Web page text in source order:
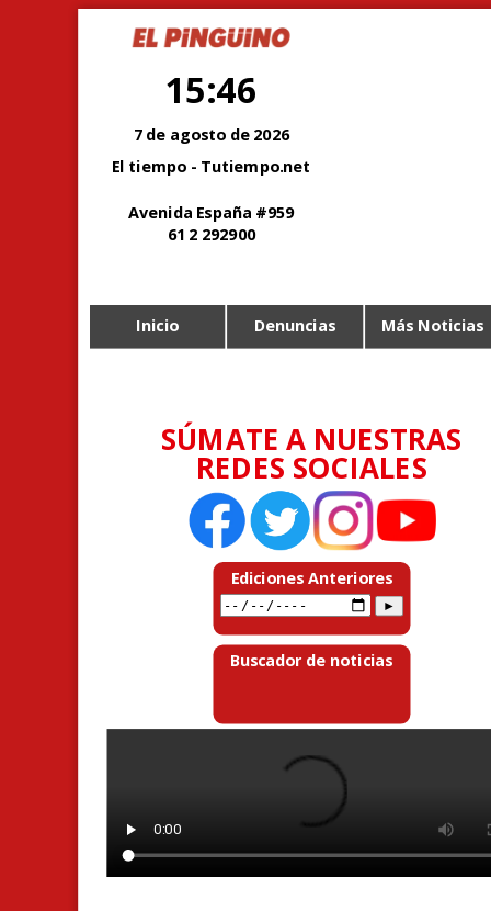
15:46
7 de agosto de 2026
El tiempo - Tutiempo.net
Avenida España #959
61 2 292900
Inicio Denuncias Más Noticias
SÚMATE A NUESTRAS
REDES SOCIALES
Ediciones Anteriores
Buscador de noticias